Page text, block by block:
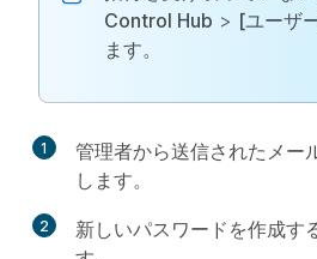
Control Hub > [ユーザ
ます。
1
管理者から送信されたメー
します。
2
新しいパスワードを作成す